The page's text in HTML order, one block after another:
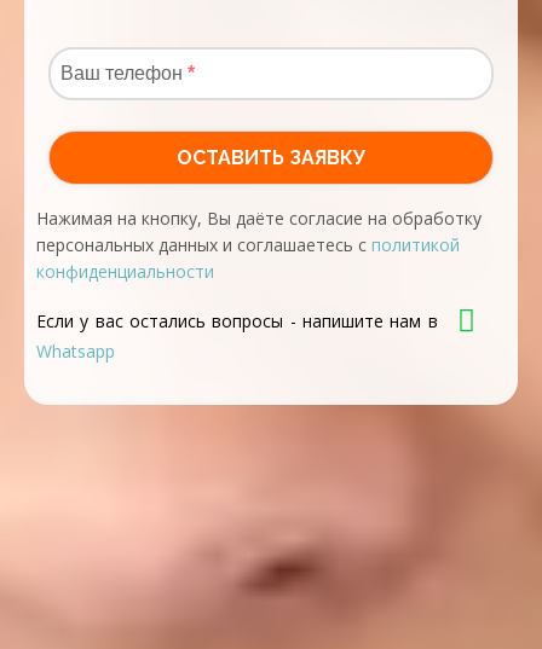
Нажимая на кнопку, Вы даёте согласие на обработку
персональных данных и соглашаетесь с политикой
конфиденциальности
Если у вас остались вопросы - напишите нам в
Whatsapp